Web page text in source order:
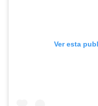
Ver esta